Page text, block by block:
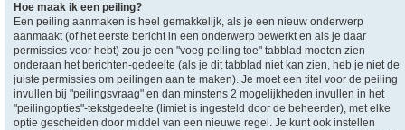
Hoe maak ik een peiling?
Een peiling aanmaken is heel gemakkelijk, als je een nieuw onderwerp
aanmaakt (of het eerste bericht in een onderwerp bewerkt en als je daar
permissies voor hebt) zou je een "voeg peiling toe" tabblad moeten zien
onderaan het berichten-gedeelte (als je dit tabblad niet kan zien, heb je niet de
juiste permissies om peilingen aan te maken). Je moet een titel voor de peiling
invullen bij "peilingsvraag" en dan minstens 2 mogelijkheden invullen in het
"peilingopties"-tekstgedeelte (limiet is ingesteld door de beheerder), met elke
optie gescheiden door middel van een nieuwe regel. Je kunt ook instellen